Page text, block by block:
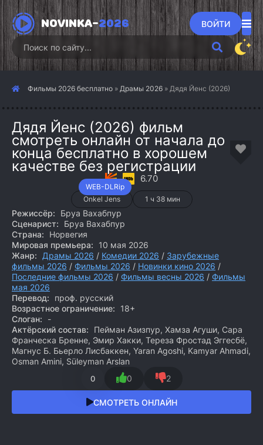
NOVINKA-2026 ВОЙТИ
Фильмы 2026 бесплатно » Драмы 2026 » Дядя Йенс (2026)
Дядя Йенс (2026) фильм
смотреть онлайн от начала до
конца бесплатно в хорошем
качестве без регистрации
WEB-DLRip
6.70
Onkel Jens 1 ч 38 мин
Режиссёр:
Бруа Вахабпур
Сценарист:
Бруа Вахабпур
Страна:
Норвегия
Мировая премьера:
10 мая 2026
Жанр:
Драмы 2026 / Комедии 2026 / Зарубежные
фильмы 2026 / Фильмы 2026 / Новинки кино 2026 /
Последние фильмы 2026 / Фильмы весны 2026 / Фильмы
мая 2026
Перевод:
проф. русский
Возрастное ограничение:
18+
Слоган:
-
Актёрский состав:
Пейман Азизпур, Хамза Агуши, Сара
Франческа Бренне, Эмир Хакки, Тереза Фростад Эггесбё,
Магнус Б. Бьерло Лисбаккен, Yaran Agoshi, Kamyar Ahmadi,
Osman Amini, Süleyman Arslan
0 0 2
СМОТРЕТЬ ОНЛАЙН